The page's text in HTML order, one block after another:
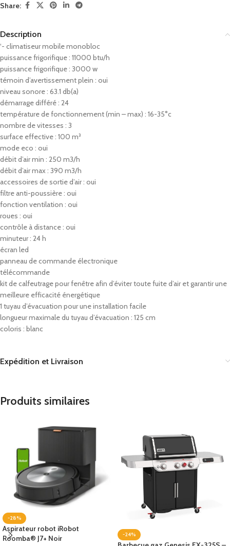
Share:
Description
‘- climatiseur mobile monobloc
puissance frigorifique : 11000 btu/h
puissance frigorifique : 3000 w
témoin d’avertissement plein : oui
niveau sonore : 63.1 db(a)
démarrage différé : 24
température de fonctionnement (min – max) : 16-35°c
nombre de vitesses : 3
surface effective : 100 m³
mode eco : oui
débit d’air min : 250 m3/h
débit d’air max : 390 m3/h
accessoires de sortie d’air : oui
filtre anti-poussière : oui
fonction ventilation : oui
roues : oui
contrôle à distance : oui
minuteur : 24 h
écran led
panneau de commande électronique
télécommande
kit de calfeutrage pour fenêtre afin d’éviter toute fuite d’air et garantir une
meilleure efficacité énergétique
1 tuyau d’évacuation pour une installation facile
longueur maximale du tuyau d’évacuation : 125 cm
coloris : blanc
Expédition et Livraison
Produits similaires
-28%
Aspirateur robot iRobot
Roomba® J7+ Noir
-24%